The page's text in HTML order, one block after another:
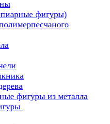
фигуры)
фигуры из металла